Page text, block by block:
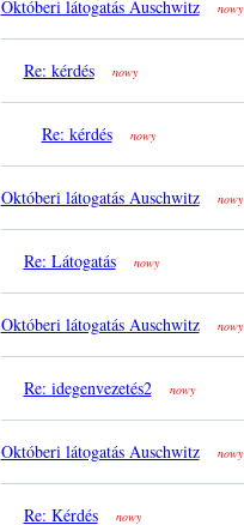
Októberi látogatás Auschwitz nowy
Re: kérdés nowy
Re: kérdés nowy
Októberi látogatás Auschwitz nowy
Re: Látogatás nowy
Októberi látogatás Auschwitz nowy
Re: idegenvezetés2 nowy
Októberi látogatás Auschwitz nowy
Re: Kérdés nowy